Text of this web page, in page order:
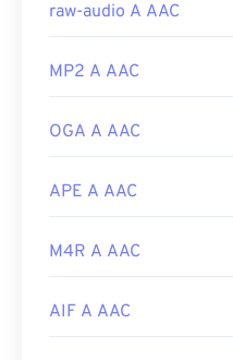
raw-audio A AAC
MP2 A AAC
OGA A AAC
APE A AAC
M4R A AAC
AIF A AAC